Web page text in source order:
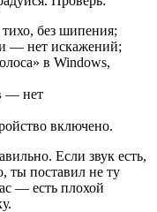
без шипения;
— нет искажений;
в Windows,
— нет
включено.
Если звук есть,
ты поставил не ту
— есть плохой